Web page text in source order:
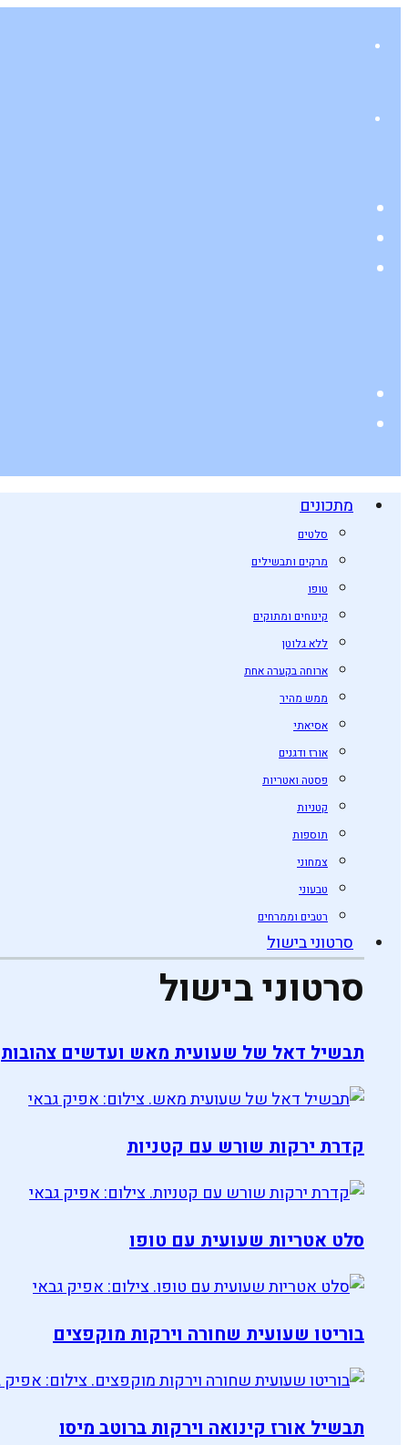
מתכונים
סלטים
מרקים ותבשילים
טופו
קינוחים ומתוקים
ללא גלוטן
ארוחה בקערה אחת
ממש מהיר
אסיאתי
אורז ודגנים
פסטה ואטריות
קטניות
תוספות
צמחוני
טבעוני
רטבים וממרחים
סרטוני בישול
סרטוני בישול
תבשיל דאל של שעועית מאש ועדשים צהובות
קדרת ירקות שורש עם קטניות
סלט אטריות שעועית עם טופו
בוריטו שעועית שחורה וירקות מוקפצים
תבשיל אורז קינואה וירקות ברוטב מיסו